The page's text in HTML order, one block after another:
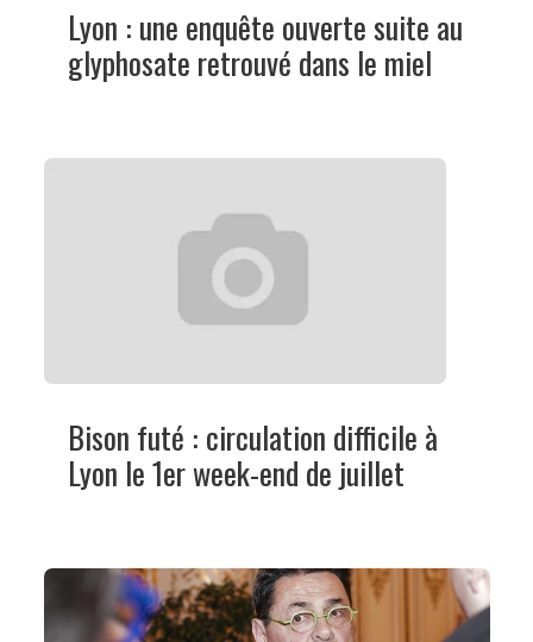
Lyon : une enquête ouverte suite au
glyphosate retrouvé dans le miel
Bison futé : circulation difficile à
Lyon le 1er week-end de juillet